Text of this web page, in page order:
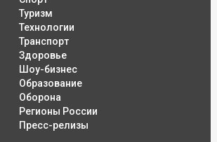
Туризм
Технологии
Транспорт
Здоровье
Шоу-бизнес
Образование
Оборона
Регионы России
Пресс-релизы